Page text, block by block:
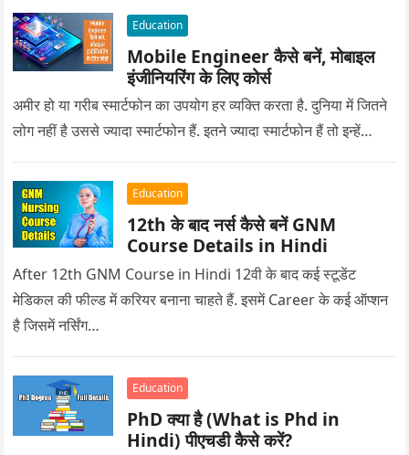
Education
Mobile Engineer कैसे बनें, मोबाइल
इंजीनियरिंग के लिए कोर्स
अमीर हो या गरीब स्मार्टफोन का उपयोग हर व्यक्ति करता है. दुनिया में जितने
लोग नहीं है उससे ज्यादा स्मार्टफोन हैं. इतने ज्यादा स्मार्टफोन हैं तो इन्हें…
Education
12th के बाद नर्स कैसे बनें GNM
Course Details in Hindi
After 12th GNM Course in Hindi 12वी के बाद कई स्टूडेंट
मेडिकल की फील्ड में करियर बनाना चाहते हैं. इसमें Career के कई ऑप्शन
है जिसमें नर्सिंग…
Education
PhD क्या है (What is Phd in
Hindi) पीएचडी कैसे करें?